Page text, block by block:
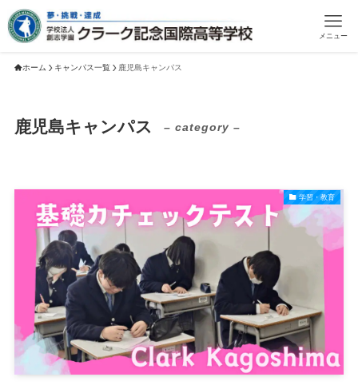
メニュー
ホーム キャンパス一覧 鹿児島キャンパス
鹿児島キャンパス – category –
学習・教育